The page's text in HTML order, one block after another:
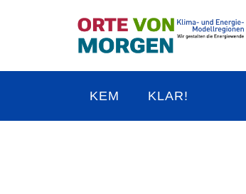
KEM KLAR!